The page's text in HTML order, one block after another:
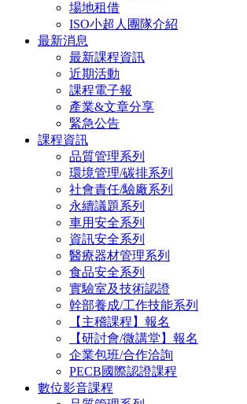
場地租借
ISO小超人團隊介紹
最新消息
最新課程資訊
近期活動
課程電子報
產業&文章分享
緊急公告
課程資訊
品質管理系列
環境管理/碳排系列
社會責任/驗廠系列
永續議題系列
車用安全系列
資訊安全系列
醫療器材管理系列
食品安全系列
實驗室及技術認證
幹部養成/工作技能系列
【主稽課程】報名
【研討會/微講堂】報名
企業包班/合作洽詢
PECB國際認證課程
數位影音課程